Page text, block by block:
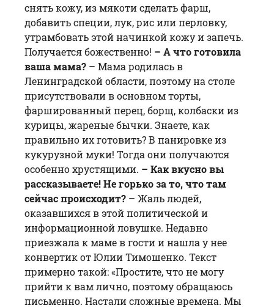
снять кожу, из мякоти сделать фарш,
добавить специи, лук, рис или перловку,
утрамбовать этой начинкой кожу и запечь.
Получается божественно! – А что готовила
ваша мама? – Мама родилась в
Ленинградской области, поэтому на столе
присутствовали в основном торты,
фаршированный перец, борщ, колбаски из
курицы, жареные бычки. Знаете, как
правильно их готовить? В панировке из
кукурузной муки! Тогда они получаются
особенно хрустящими. – Как вкусно вы
рассказываете! Не горько за то, что там
сейчас происходит? – Жаль людей,
оказавшихся в этой политической и
информационной ловушке. Недавно
приезжала к маме в гости и нашла у нее
конвертик от Юлии Тимошенко. Текст
примерно такой: «Простите, что не могу
прийти к вам лично, поэтому обращаюсь
письменно. Настали сложные времена. Мы